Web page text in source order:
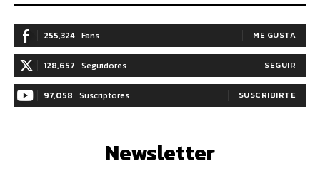
255,324 Fans ME GUSTA
128,657 Seguidores SEGUIR
97,058 Suscriptores SUSCRIBIRTE
Newsletter